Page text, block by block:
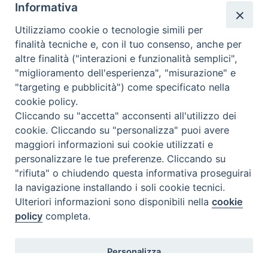
Comunicati Stampa
Il cordoglio dei Vescovi di Puglia per la morte di S.E.R. Mons. Agostino
Superbo
Nasce la Consulta Diocesana delle Aggregazioni Laicali di Castellaneta
Archivio comunicati stampa
2026 © Diocesi di Castellaneta
Informativa
Utilizziamo cookie o tecnologie simili per
finalità tecniche e, con il tuo consenso, anche per
altre finalità ("interazioni e funzionalità semplici",
"miglioramento dell'esperienza", "misurazione" e
"targeting e pubblicità") come specificato nella
cookie policy.
Cliccando su "accetta" acconsenti all'utilizzo dei
cookie. Cliccando su "personalizza" puoi avere
maggiori informazioni sui cookie utilizzati e
personalizzare le tue preferenze. Cliccando su
"rifiuta" o chiudendo questa informativa proseguirai
la navigazione installando i soli cookie tecnici.
Ulteriori informazioni sono disponibili nellacookie
policy completa.